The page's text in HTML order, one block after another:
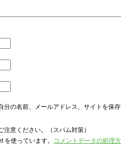
の名前、メールアドレス、サイトを保存
意ください。（スパム対策）
を使っています。 コメントデータの処理